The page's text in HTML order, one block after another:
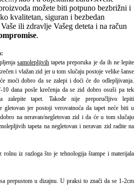
možete biti potpuno bezbrižni i
kvalitetan, siguran i bezbedan
ili zdravlje Vašeg deteta i na račun
.
samolepljivih tapeta preporuka je da ih ne lepite
i vlažan zid jer u tom slučaju postoje velike šanse
moći dobro da se zalepi i doći će do odlepljivanja.
10 dana posle krečenja da se zid dobro osuši pa tek
zalepite tapet. Takođe nije preporučljivo lepiti
gletovan jer postoji verovatnoća da tapet neće biti u
na neravan/negletovan zid i da će u tom slučaju
tapeta na negletovan i neravan zid radite na
iz razloga što je tehnologija štampe i materijala
prepustom u dizajnu. U praksi to znači da se 1-2cm